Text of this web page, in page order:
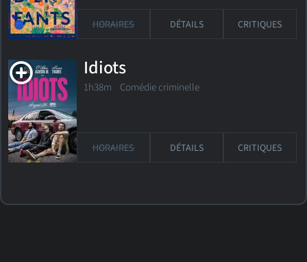
HORAIRES DÉTAILS CRITIQUES
Idiots
1h38m Comédie criminelle
HORAIRES DÉTAILS CRITIQUES